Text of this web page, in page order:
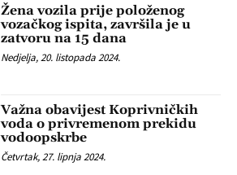
Žena vozila prije položenog
vozačkog ispita, završila je u
zatvoru na 15 dana
Nedjelja, 20. listopada 2024.
Važna obavijest Koprivničkih
voda o privremenom prekidu
vodoopskrbe
Četvrtak, 27. lipnja 2024.